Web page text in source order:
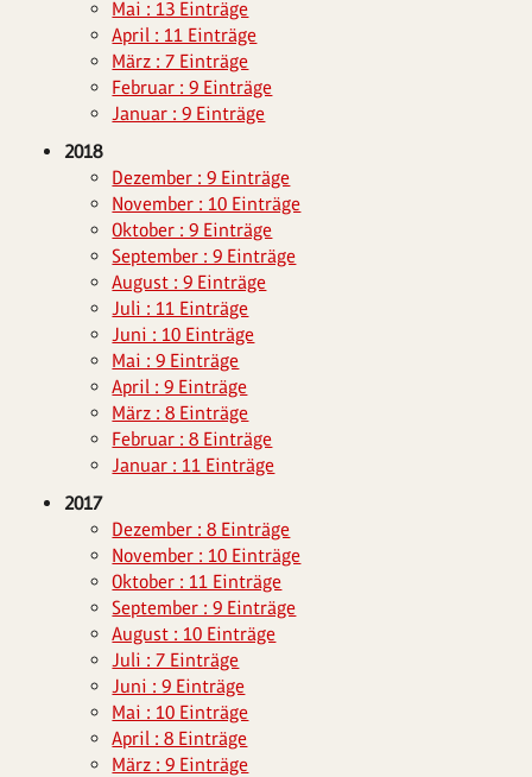
Mai : 13 Einträge
April : 11 Einträge
März : 7 Einträge
Februar : 9 Einträge
Januar : 9 Einträge
2018
Dezember : 9 Einträge
November : 10 Einträge
Oktober : 9 Einträge
September : 9 Einträge
August : 9 Einträge
Juli : 11 Einträge
Juni : 10 Einträge
Mai : 9 Einträge
April : 9 Einträge
März : 8 Einträge
Februar : 8 Einträge
Januar : 11 Einträge
2017
Dezember : 8 Einträge
November : 10 Einträge
Oktober : 11 Einträge
September : 9 Einträge
August : 10 Einträge
Juli : 7 Einträge
Juni : 9 Einträge
Mai : 10 Einträge
April : 8 Einträge
März : 9 Einträge